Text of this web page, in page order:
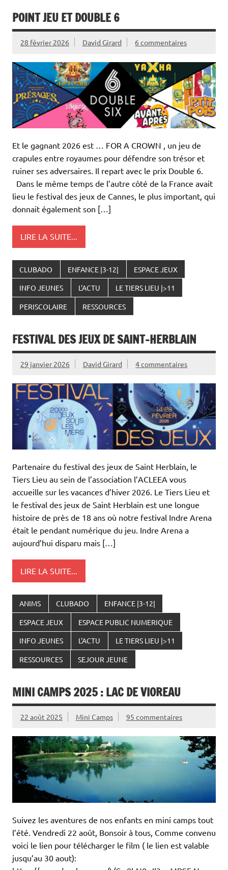
POINT JEU ET DOUBLE 6
28 février 2026 David Girard 6 commentaires
Et le gagnant 2026 est … FOR A CROWN , un jeu de
crapules entre royaumes pour défendre son trésor et
ruiner ses adversaires. Il repart avec le prix Double 6.
Dans le même temps de l’autre côté de la France avait
lieu le festival des jeux de Cannes, le plus important, qui
donnait également son […]
LIRE LA SUITE...
CLUBADO ENFANCE |3-12| ESPACE JEUX
INFO JEUNES L'ACTU LE TIERS LIEU |>11
PERISCOLAIRE RESSOURCES
FESTIVAL DES JEUX DE SAINT-HERBLAIN
29 janvier 2026 David Girard 4 commentaires
Partenaire du festival des jeux de Saint Herblain, le
Tiers Lieu au sein de l’association l’ACLEEA vous
accueille sur les vacances d’hiver 2026. Le Tiers Lieu et
le festival des jeux de Saint Herblain est une longue
histoire de près de 18 ans où notre festival Indre Arena
était le pendant numérique du jeu. Indre Arena a
aujourd’hui disparu mais […]
LIRE LA SUITE...
ANIMS CLUBADO ENFANCE |3-12|
ESPACE JEUX ESPACE PUBLIC NUMERIQUE
INFO JEUNES L'ACTU LE TIERS LIEU |>11
RESSOURCES SEJOUR JEUNE
MINI CAMPS 2025 : LAC DE VIOREAU
22 août 2025 Mini Camps 95 commentaires
Suivez les aventures de nos enfants en mini camps tout
l’été. Vendredi 22 août, Bonsoir à tous, Comme convenu
voici le lien pour télécharger le film ( le lien est valable
jusqu’au 30 aout):